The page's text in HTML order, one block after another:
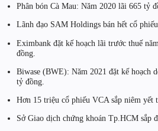
Phân bón Cà Mau: Năm 2020 lãi 665 tỷ
Lãnh đạo SAM Holdings bán hết cổ
Eximbank đặt kế hoạch lãi trước thuế
đồng.
Biwase (BWE): Năm 2021 đặt kế hoạch
tỷ đồng.
Hơn 15 triệu cổ phiếu VCA sắp niêm yết
Sở Giao dịch chứng khoán Tp.HCM sắp